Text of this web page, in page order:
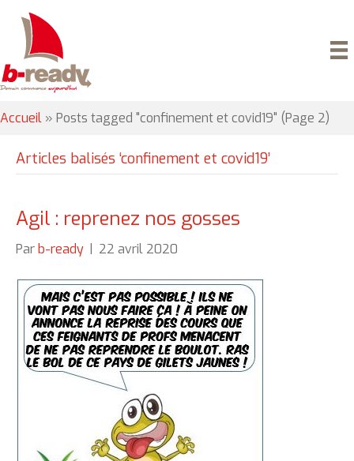
Accueil » Posts tagged "confinement et covid19" (Page 2)
Articles balisés ‘confinement et covid19’
Agil : reprenez nos gosses
Par b-ready 22 avril 2020